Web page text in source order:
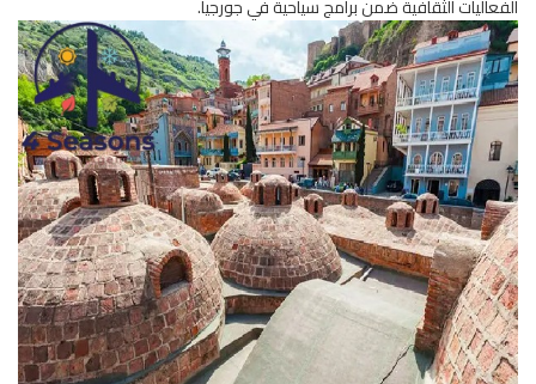
الفعاليات الثقافية ضمن برامج سياحية في جورجيا.